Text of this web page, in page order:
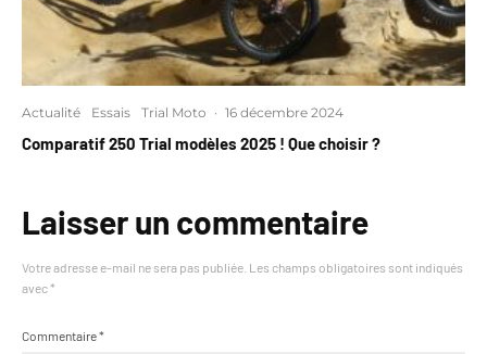
Actualité Essais Trial Moto · 16 décembre 2024
Comparatif 250 Trial modèles 2025 ! Que choisir ?
Laisser un commentaire
Votre adresse e-mail ne sera pas publiée. Les champs obligatoires sont indiqués
avec *
Commentaire*